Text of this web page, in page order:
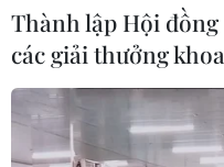
CƠ QUAN CHỦ QUẢN: THÔNG TẤN
Tổng Biên tập: TRẦN
Phó Tổng Biên tập:
THỦY
Thành lập Hội
các giải thưởng